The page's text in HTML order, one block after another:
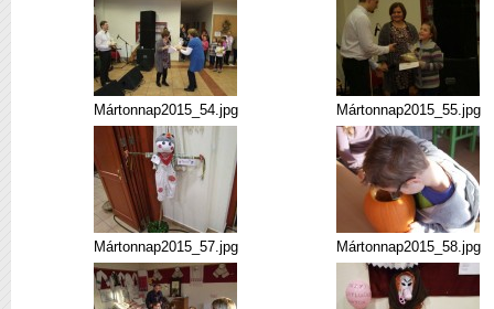
Mártonnap2015_54.jpg Mártonnap2015_55.jpg
Mártonnap2015_57.jpg Mártonnap2015_58.jpg